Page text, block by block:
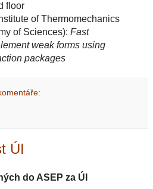
floor
of Thermomechanics
of Sciences): Fast
weak forms using
packages
ÚI
do ASEP za ÚI